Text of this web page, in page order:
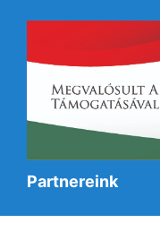
Partnereink